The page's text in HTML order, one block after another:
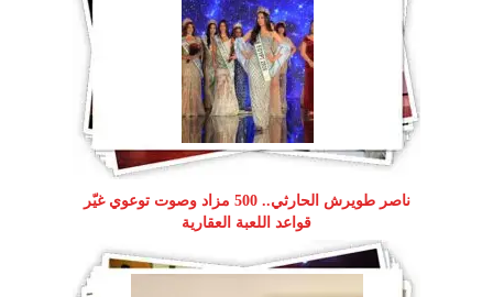
ناصر طويرش الحارثي.. 500 مزاد وصوت توعوي غيّر
قواعد اللعبة العقارية